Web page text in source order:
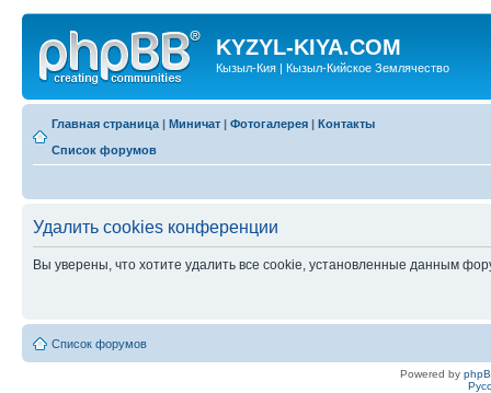
KYZYL-KIYA.COM
Кызыл-Кия | Кызыл-Кийское Землячество
Главная страница | Миничат | Фотогалерея | Контакты
Список форумов
Удалить cookies конференции
Вы уверены, что хотите удалить все cookie, установленные данным
Список форумов
Powered by